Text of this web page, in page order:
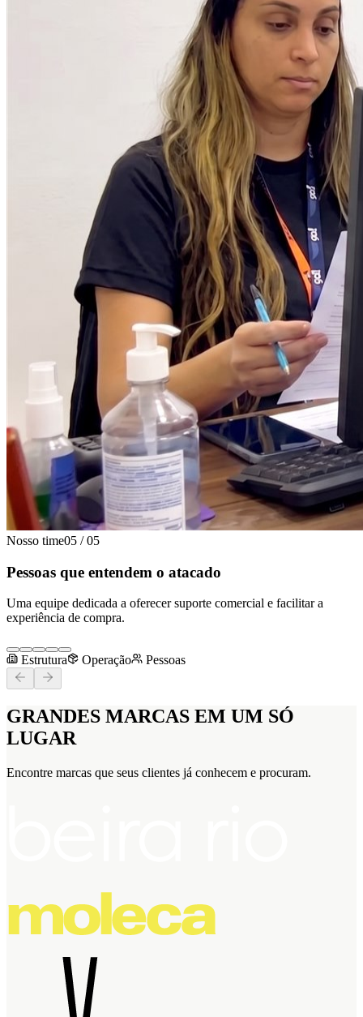
Nosso time05 / 05
Pessoas que entendem o atacado
Uma equipe dedicada a oferecer suporte comercial e facilitar a
experiência de compra.
Estrutura Operação Pessoas
GRANDES MARCAS EM UM SÓ
LUGAR
Encontre marcas que seus clientes já conhecem e procuram.